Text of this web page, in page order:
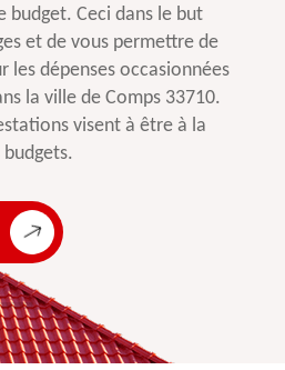
budget. Ceci dans le but
et de vous permettre de
les dépenses occasionnées
la ville de Comps 33710.
visent à être à la